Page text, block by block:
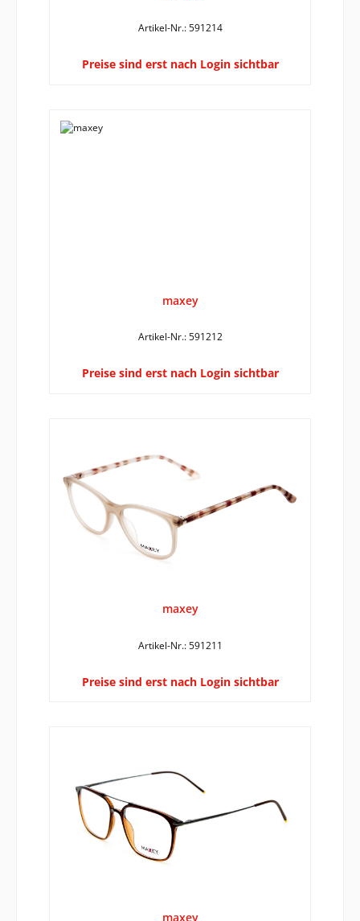
Artikel-Nr.: 591214
Preise sind erst nach Login sichtbar
maxey
Artikel-Nr.: 591212
Preise sind erst nach Login sichtbar
maxey
Artikel-Nr.: 591211
Preise sind erst nach Login sichtbar
maxey